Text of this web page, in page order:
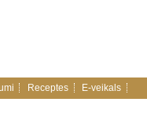
Receptes E-veikals